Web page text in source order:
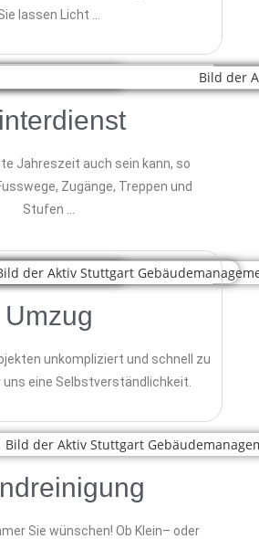
lassen Licht …
Jahreszeit auch sein kann, so
Zugänge, Treppen und
Stufen …
Umzug
unkompliziert und schnell zu
uns eine Selbstverständlichkeit.
Sie wünschen! Ob Klein– oder